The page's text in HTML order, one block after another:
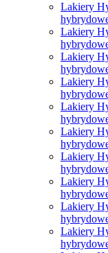
Lakiery
Lakiery
Lakiery
Lakiery
Lakiery
Lakiery
Lakiery
Lakiery
Lakiery
Lakiery